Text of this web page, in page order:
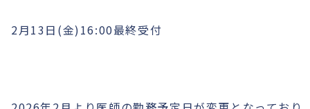
2月13日(金)16:00最終受付